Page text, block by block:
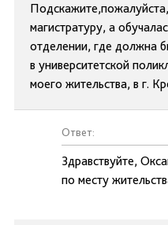
магистратуру, а
отделении, где должна
в университетской
моего жительства, в г.
Ответ:
Здравствуйте,
по месту